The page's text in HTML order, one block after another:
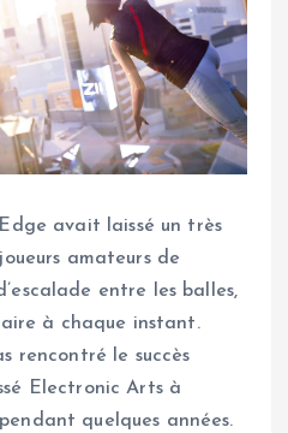
avait laissé un très
amateurs de
entre les balles,
à chaque instant.
rencontré le succès
Electronic Arts à
quelques années.